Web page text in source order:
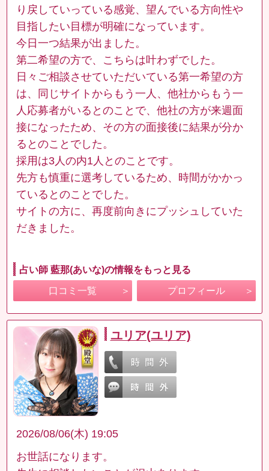
り戻していっている感覚、望んでいる方向性や
目指したい目標が明確になっています。
今日一つ結果が出ました。
第二希望の方で、こちらは叶わずでした。
日々ご相談させていただいている第一希望の方
は、同じサイトからもう一人、他社からもう一
人応募者がいるとのことで、他社の方が来週面
接になったため、その方の面接後に結果が分か
るとのことでした。
採用は3人の内1人とのことです。
先方も慎重に選考しているため、時間がかかっ
ているとのことでした。
サイトの方に、再度前向きにプッシュしていた
だきました。
占い師 藍那(あいな)の情報をもっと見る
口コミ一覧 プロフィール
ユリア(ユリア)
2026/08/06(木) 19:05
お世話になります。